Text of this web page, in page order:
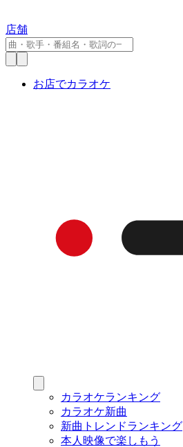
店舗
お店でカラオケ
カラオケランキング
カラオケ新曲
新曲トレンドランキング
本人映像で楽しもう